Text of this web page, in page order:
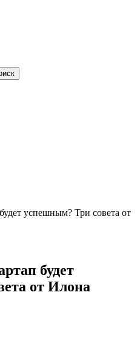
успешным? Три совета от
будет
от Илона